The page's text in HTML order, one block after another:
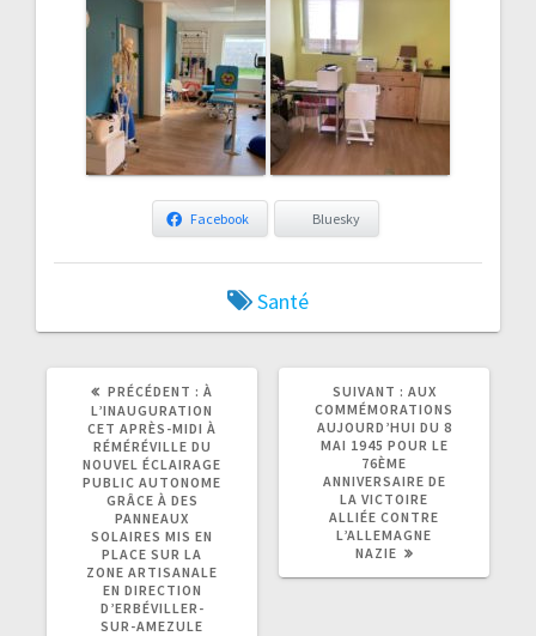
Facebook Bluesky
Santé
PRÉCÉDENT :
ARTICLE
PRÉCÉDENT
À
L’INAUGURATION
CET APRÈS-MIDI À
RÉMÉRÉVILLE DU
NOUVEL ÉCLAIRAGE
PUBLIC AUTONOME
GRÂCE À DES
PANNEAUX
SOLAIRES MIS EN
PLACE SUR LA
ZONE ARTISANALE
EN DIRECTION
D’ERBÉVILLER-
SUR-AMEZULE
SUIVANT :
ARTICLE
SUIVANT
AUX
COMMÉMORATIONS
AUJOURD’HUI DU 8
MAI 1945 POUR LE
76ÈME
ANNIVERSAIRE DE
LA VICTOIRE
ALLIÉE CONTRE
L’ALLEMAGNE
NAZIE